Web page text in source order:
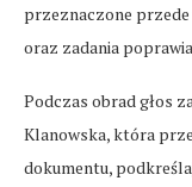
przeznaczone
oraz zadania
Podczas obrad głos
Klanowska, która
dokumentu,